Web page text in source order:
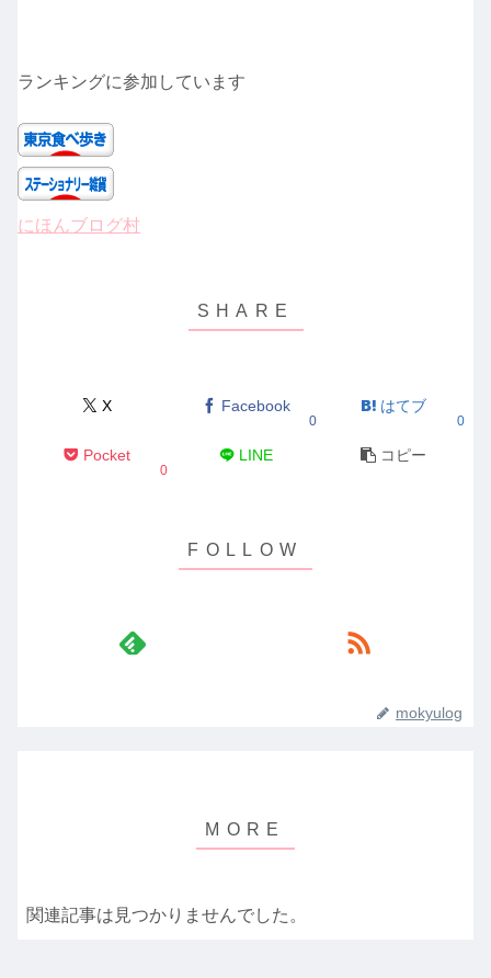
ランキングに参加しています
にほんブログ村
X Facebook
0
はてブ
0
Pocket
0
LINE コピー
mokyulog
関連記事は見つかりませんでした。